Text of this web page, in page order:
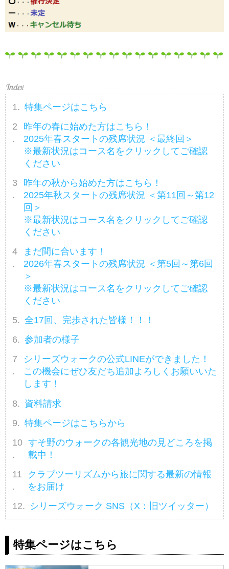
特集ページはこちら
昨年の春に始めた方はこちら！
2025年春スタートの残席状況 ＜最終回＞
※最新状況はコース名をクリックしてご確認
ください
昨年の秋から始めた方はこちら！
2025年秋スタートの残席状況 ＜第11回～第12
回＞
※最新状況はコース名をクリックしてご確認
ください
まだ間に合います！
2026年春スタートの残席状況 ＜第5回～第6回
＞
※最新状況はコース名をクリックしてご確認
ください
全17回、完歩された皆様！！！
参加者の様子
シリーズウォークの公式LINEができました！
この機会にぜひ友だち追加よろしくお願いいた
します！
資料請求
特集ページはこちらから
すそ野のウォークの各観光地の見どころを掲
載中！
クラブツーリズムから旅に関する最新の情報
をお届け
シリーズウォーク SNS（X：旧ツイッター）
特集ページはこちら